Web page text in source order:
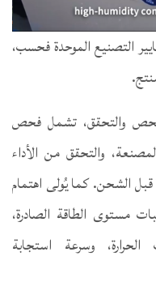
التصنيع الموحدة فحسب،
والتحقق، تشمل فحص
والتحقق من الأداء
الشحن. كما يُولى اهتمام
مستوى الطاقة الصادرة،
وسرعة استجابة